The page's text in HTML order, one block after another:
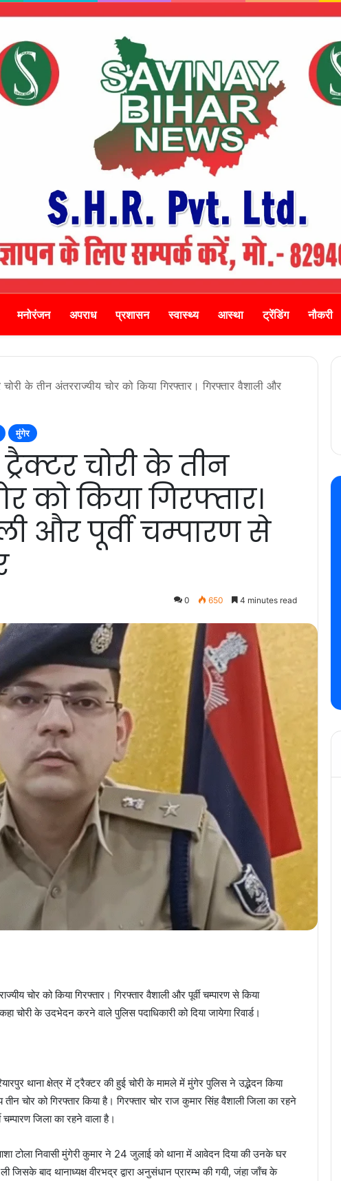
मनोरंजन अपराध प्रशासन स्वास्थ्य आस्था ट्रेंडिंग नौकरी
के तीन अंतरराज्यीय चोर को किया गिरफ्तार। गिरफ्तार वैशाली और
मुंगेर
चोरी के तीन
को किया गिरफ्तार।
और पूर्वी चम्पारण से
0 650 4 minutes read
चोर को किया गिरफ्तार। गिरफ्तार वैशाली और पूर्वी चम्पारण से किया
चोरी के उदभेदन करने वाले पुलिस पदाधिकारी को दिया जायेगा रिवार्ड।
थाना क्षेत्र में ट्रैक्टर की हुई चोरी के मामले में मुंगेर पुलिस ने उद्भेदन किया
चोर को गिरफ्तार किया है। गिरफ्तार चोर राज कुमार सिंह वैशाली जिला का रहने
जिला का रहने वाला है।
टोला निवासी मुंगेरी कुमार ने 24 जुलाई को थाना में आवेदन दिया की उनके घर
ली जिसके बाद थानाध्यक्ष वीरभद्र द्वारा अनुसंधान प्रारम्भ की गयी, जंहा जाँच के